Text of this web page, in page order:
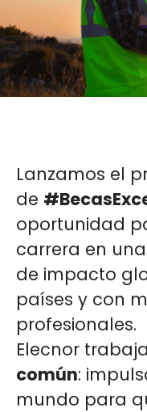
Lanzamos el
de
oportunidad
carrera en
de impacto
países y con
profesionales.
Elecnor
común:
mundo para